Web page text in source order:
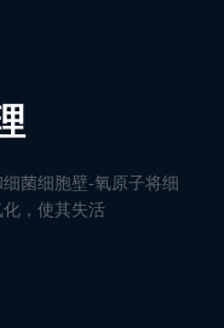
菌细胞壁-氧原子将细
，使其失活